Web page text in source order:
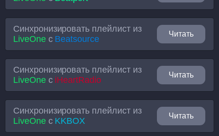
Синхронизировать плейлист из
LiveOneс Beatsource
Читать
Синхронизировать плейлист из
LiveOneс iHeartRadio
Читать
Синхронизировать плейлист из
LiveOneс KKBOX
Читать